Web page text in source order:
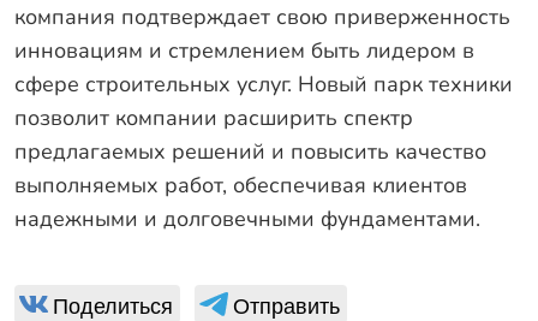
компания подтверждает свою приверженность
инновациям и стремлением быть лидером в
сфере строительных услуг. Новый парк техники
позволит компании расширить спектр
предлагаемых решений и повысить качество
выполняемых работ, обеспечивая клиентов
надежными и долговечными фундаментами.
Поделиться Отправить